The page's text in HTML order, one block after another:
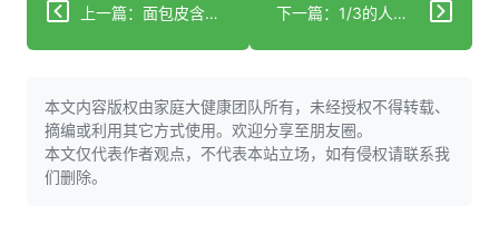
上一篇：面包皮含抗氧化剂可有效预防肠癌 下一篇：1/3的人哭后情绪未得缓解 专家：最多哭15分钟
本文内容版权由家庭大健康团队所有，未经授权不得转载、
摘编或利用其它方式使用。欢迎分享至朋友圈。
本文仅代表作者观点，不代表本站立场，如有侵权请联系我
们删除。